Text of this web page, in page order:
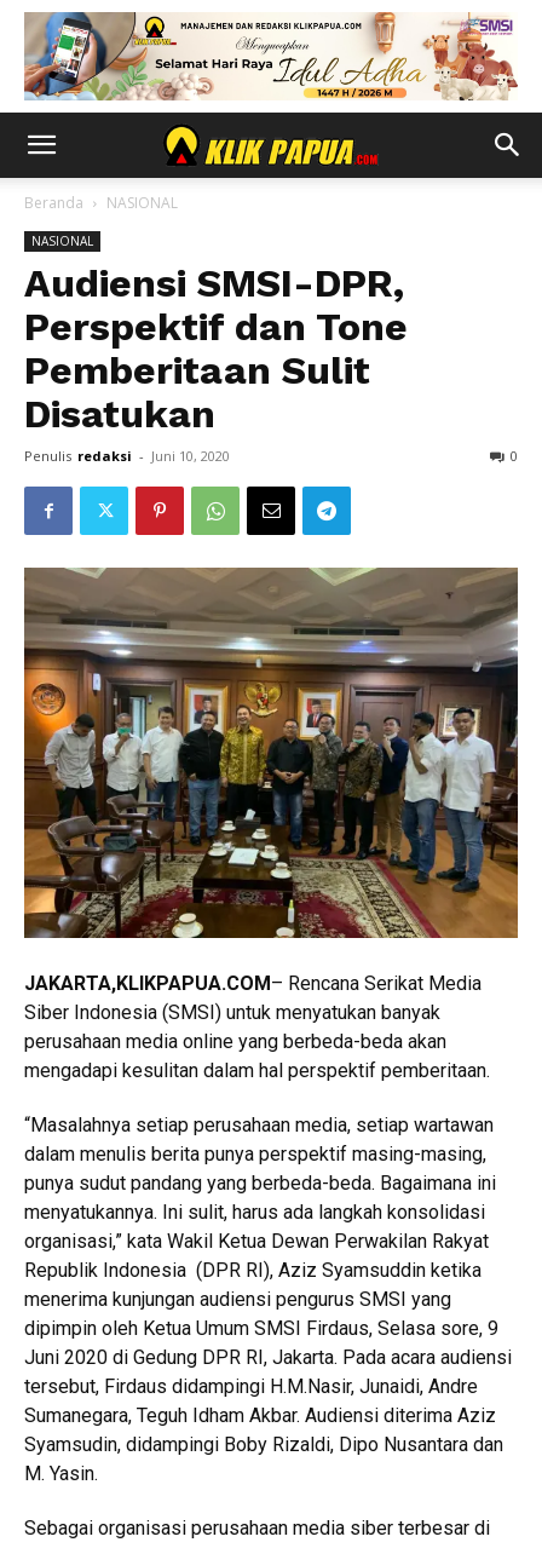
Beranda NASIONAL
NASIONAL
Audiensi SMSI-DPR,
Perspektif dan Tone
Pemberitaan Sulit
Disatukan
Penulis redaksi - Juni 10, 2020 0
JAKARTA,KLIKPAPUA.COM– Rencana Serikat Media
Siber Indonesia (SMSI) untuk menyatukan banyak
perusahaan media online yang berbeda-beda akan
mengadapi kesulitan dalam hal perspektif pemberitaan.
“Masalahnya setiap perusahaan media, setiap wartawan
dalam menulis berita punya perspektif masing-masing,
punya sudut pandang yang berbeda-beda. Bagaimana ini
menyatukannya. Ini sulit, harus ada langkah konsolidasi
organisasi,” kata Wakil Ketua Dewan Perwakilan Rakyat
Republik Indonesia (DPR RI), Aziz Syamsuddin ketika
menerima kunjungan audiensi pengurus SMSI yang
dipimpin oleh Ketua Umum SMSI Firdaus, Selasa sore, 9
Juni 2020 di Gedung DPR RI, Jakarta. Pada acara audiensi
tersebut, Firdaus didampingi H.M.Nasir, Junaidi, Andre
Sumanegara, Teguh Idham Akbar. Audiensi diterima Aziz
Syamsudin, didampingi Boby Rizaldi, Dipo Nusantara dan
M. Yasin.
Sebagai organisasi perusahaan media siber terbesar di